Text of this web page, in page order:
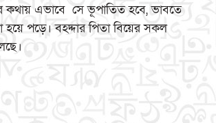
কথায় এভাবে সে ভূপাতিত হবে, ভাবতে
হয়ে পড়ে। বহদ্দার পিতা বিয়ের সকল